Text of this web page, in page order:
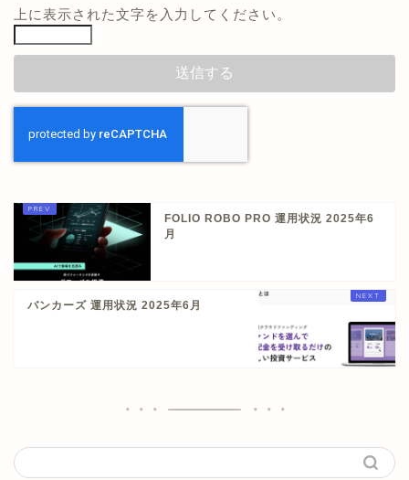
上に表示された文字を入力してください。
FOLIO ROBO PRO 運用状況 2025年6
月
バンカーズ 運用状況 2025年6月